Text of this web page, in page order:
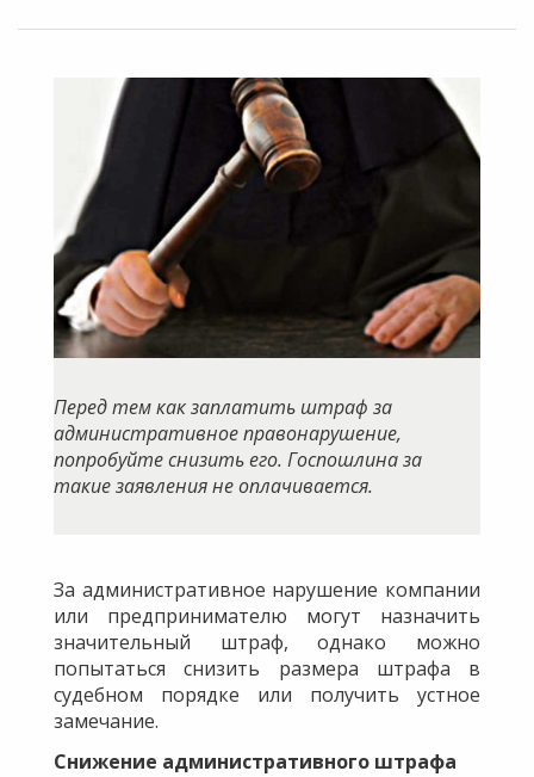
Перед тем как заплатить штраф за
административное правонарушение,
попробуйте снизить его. Госпошлина за
такие заявления не оплачивается.
За административное нарушение компании
или предпринимателю могут назначить
значительный штраф, однако можно
попытаться снизить размера штрафа в
судебном порядке или получить устное
замечание.
Снижение административного штрафа